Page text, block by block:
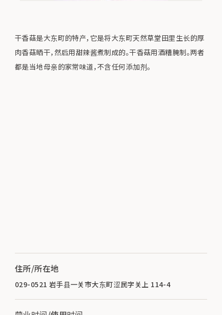
干香菇是大东町的特产，它是将大东町天然草堂田里生长的厚
肉香菇晒干，然后用甜辣酱煮制成的。干香菇用酒糟腌制。两者
都是当地母亲的家常味道，不含任何添加剂。
住所/所在地
029-0521 岩手县一关市大东町涩民字关上 114-4